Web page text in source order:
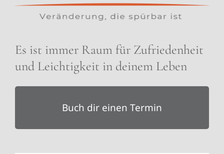
Es ist immer Raum für Zufriedenheit
und Leichtigkeit in deinem Leben
Buch dir einen Termin